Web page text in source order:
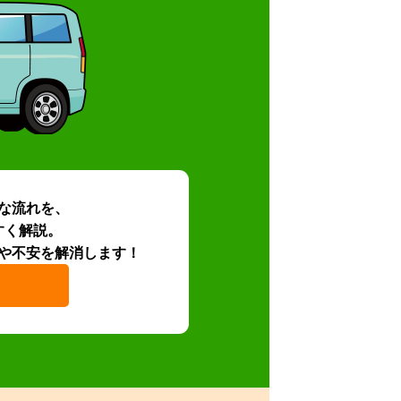
流れを、
解説。
不安を解消します！